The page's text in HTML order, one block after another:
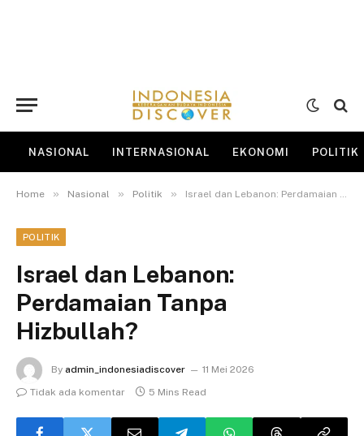
NASIONAL INTERNASIONAL EKONOMI POLITIK
Home » Nasional » Politik » Israel dan Lebanon: Perdamaian Tanpa Hizbullah?
POLITIK
Israel dan Lebanon:
Perdamaian Tanpa
Hizbullah?
By admin_indonesiadiscover
11 Mei 2026
Tidak ada komentar
5 Mins Read